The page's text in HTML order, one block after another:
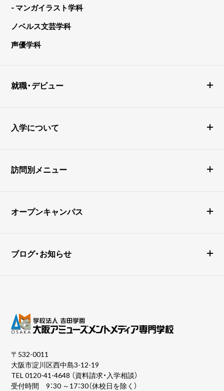
- マンガイラスト学科
ノベルス文芸学科
声優学科
就職・デビュー
入学について
訪問別メニュー
オープンキャンパス
ブログ・お知らせ
〒532-0011
大阪市淀川区西中島3-12-19
TEL0120-41-4648 （資料請求・入学相談）
受付時間 9：30 ～17：30（休校日を除く）